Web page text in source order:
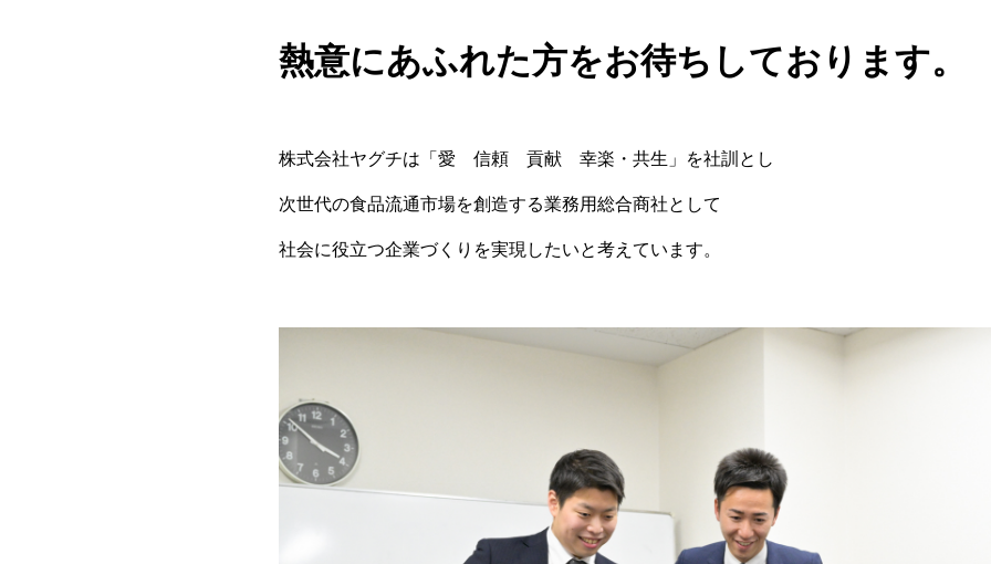
熱意にあふれた方をお待ちしております。
株式会社ヤグチは「愛 信頼 貢献 幸楽・共生」を社訓とし
次世代の食品流通市場を創造する業務用総合商社として
社会に役立つ企業づくりを実現したいと考えています。